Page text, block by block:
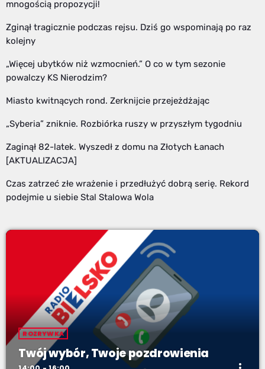
mnogością propozycji!
Zginął tragicznie podczas rejsu. Dziś go wspominają po raz
kolejny
„Więcej ubytków niż wzmocnień.” O co w tym sezonie
powalczy KS Nierodzim?
Miasto kwitnących rond. Zerknijcie przejeżdżając
„Syberia” zniknie. Rozbiórka ruszy w przyszłym tygodniu
Zaginął 82-latek. Wyszedł z domu na Złotych Łanach
[AKTUALIZACJA]
Czas zatrzeć złe wrażenie i przedłużyć dobrą serię. Rekord
podejmie u siebie Stal Stalowa Wola
ROZRYWKA
Twój wybór, Twoje pozdrowienia